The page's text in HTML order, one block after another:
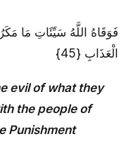
فَوَقَاهُ اللَّهُ سَيِّئَاتِ مَا
الْعَذَابِ {45}
evil of what they
the people of
Punishment